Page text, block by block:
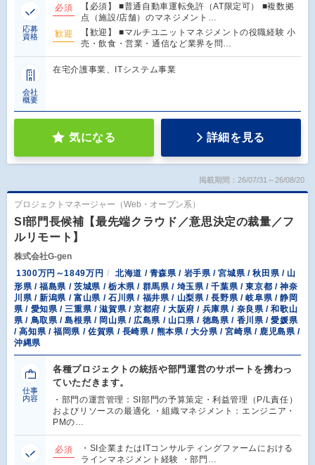
応募
資格
必須
【必須】 ■普通自動車運転免許（AT限定可） ■複数拠
点（施設/店舗）のマネジメント…
歓迎
【歓迎】 ■マルチユニットマネジメントの役職経験 小
売・飲食・営業・通信など業界を問…
会社
概要
在宅介護事業、ITシステム事業
気になる 詳細を見る
掲載期間：26/07/31～26/08/20
プロジェクトマネージャー（Web・オープン系）
SI部門長候補【最先端クラウド／意思決定の裁量／フ
ルリモート】
株式会社G-gen
1300万円～1849万円
北海道 / 青森県 / 岩手県 / 宮城県 / 秋田県 / 山
形県 / 福島県 / 茨城県 / 栃木県 / 群馬県 / 埼玉県 / 千葉県 / 東京都 / 神奈
川県 / 新潟県 / 富山県 / 石川県 / 福井県 / 山梨県 / 長野県 / 岐阜県 / 静岡
県 / 愛知県 / 三重県 / 滋賀県 / 京都府 / 大阪府 / 兵庫県 / 奈良県 / 和歌山
県 / 鳥取県 / 島根県 / 岡山県 / 広島県 / 山口県 / 徳島県 / 香川県 / 愛媛県
/ 高知県 / 福岡県 / 佐賀県 / 長崎県 / 熊本県 / 大分県 / 宮崎県 / 鹿児島県 /
沖縄県
仕事
内容
各種プロジェクトの統括や部門運営のサポートを携わっ
ていただきます。
・部門の運営管理：SI部門の予算策定・利益管理（P/L責任）
およびリソースの最適化 ・組織マネジメント：エンジニア・
PMの…
必須
・SI企業またはITコンサルティングファームにおける
ラインマネジメント経験 ・部門…